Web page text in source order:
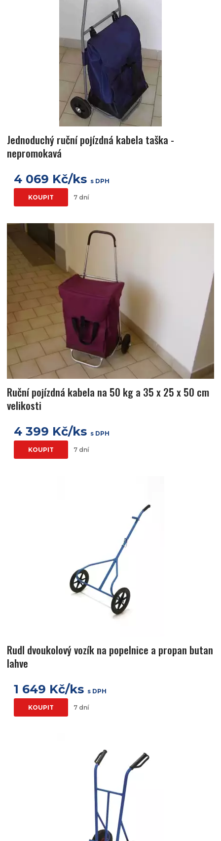
Jednoduchý ruční pojízdná kabela taška -
nepromokavá
4 069 Kč/ks s DPH
KOUPIT 7 dní
Ruční pojízdná kabela na 50 kg a 35 x 25 x 50 cm
velikosti
4 399 Kč/ks s DPH
KOUPIT 7 dní
Rudl dvoukolový vozík na popelnice a propan butan
lahve
1 649 Kč/ks s DPH
KOUPIT 7 dní